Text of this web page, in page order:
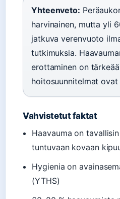
Yhteenveto:
harvinainen, mutta yli
jatkuva verenvuoto
tutkimuksia.
erottaminen on
hoitosuunnitelmat ovat
Vahvistetut faktat
Haavauma on
tuntuvaan kovaan
Hygienia on
(YTHS)